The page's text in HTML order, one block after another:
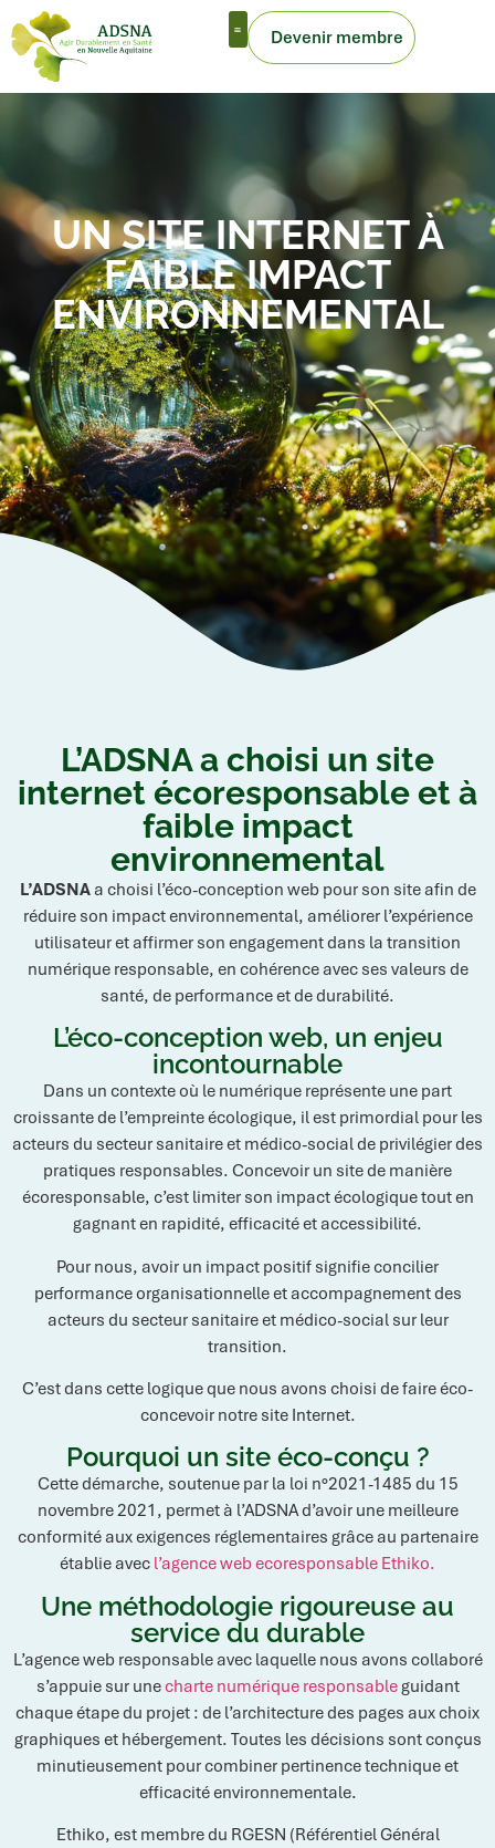
Devenir membre
UN SITE INTERNET À
FAIBLE IMPACT
ENVIRONNEMENTAL
L’ADSNA a choisi un site
internet écoresponsable et à
faible impact
environnemental
L’ADSNAa choisi l’éco-conception web pour son site afin de
réduire son impact environnemental, améliorer l’expérience
utilisateur et affirmer son engagement dans la transition
numérique responsable, en cohérence avec ses valeurs de
santé, de performance et de durabilité.
L’éco-conception web, un enjeu
incontournable
Dans un contexte où le numérique représente une part
croissante de l’empreinte écologique, il est primordial pour les
acteurs du secteur sanitaire et médico-social de privilégier des
pratiques responsables. Concevoir un site de manière
écoresponsable, c’est limiter son impact écologique tout en
gagnant en rapidité, efficacité et accessibilité.
Pour nous, avoir un impact positif signifie concilier
performance organisationnelle et accompagnement des
acteurs du secteur sanitaire et médico-social sur leur
transition.
C’est dans cette logique que nous avons choisi de faire éco-
concevoir notre site Internet.
Pourquoi un site éco-conçu ?
Cette démarche, soutenue par la loi n°2021-1485 du 15
novembre 2021, permet à l’ADSNA d’avoir une meilleure
conformité aux exigences réglementaires grâce au partenaire
établie avec l’agence web ecoresponsable Ethiko.
Une méthodologie rigoureuse au
service du durable
L’agence web responsable avec laquelle nous avons collaboré
s’appuie sur unecharte numérique responsableguidant
chaque étape du projet : de l’architecture des pages aux choix
graphiques et hébergement. Toutes les décisions sont conçus
minutieusement pour combiner pertinence technique et
efficacité environnementale.
Ethiko, est membre du RGESN (Référentiel Général